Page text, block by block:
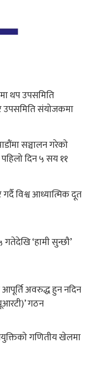
थप उपसमिति
उपसमिति संयोजकमा
सञ्चालन गरेको
दिन ५ सय ११
गर्दै विश्व आध्यात्मिक दूत
‘हामी सुन्छौ’
अवरुद्ध हुन नदिन
गठन
गणितीय खेलमा